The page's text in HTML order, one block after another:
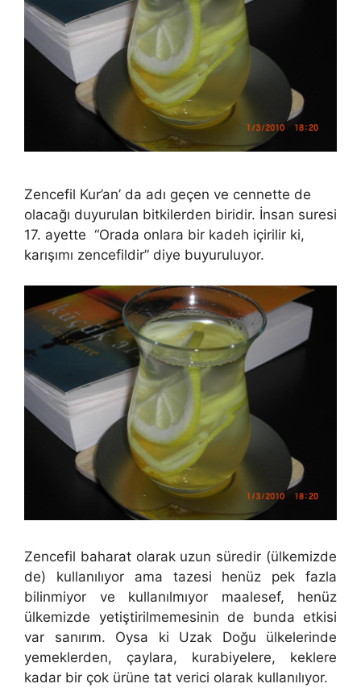
Zencefil Kur’an’ da adı geçen ve cennette de
olacağı duyurulan bitkilerden biridir. İnsan suresi
17. ayette “Orada onlara bir kadeh içirilir ki,
karışımı zencefildir” diye buyuruluyor.
Zencefil baharat olarak uzun süredir (ülkemizde
de) kullanılıyor ama tazesi henüz pek fazla
bilinmiyor ve kullanılmıyor maalesef, henüz
ülkemizde yetiştirilmemesinin de bunda etkisi
var sanırım. Oysa ki Uzak Doğu ülkelerinde
yemeklerden, çaylara, kurabiyelere, keklere
kadar bir çok ürüne tat verici olarak kullanılıyor.